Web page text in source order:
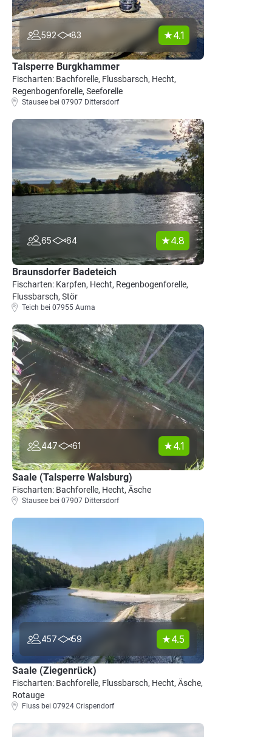
592 83 4.1
Talsperre Burgkhammer
Fischarten: Bachforelle, Flussbarsch, Hecht,
Regenbogenforelle, Seeforelle
Stausee bei 07907 Dittersdorf
65 64 4.8
Braunsdorfer Badeteich
Fischarten: Karpfen, Hecht, Regenbogenforelle,
Flussbarsch, Stör
Teich bei 07955 Auma
447 61 4.1
Saale (Talsperre Walsburg)
Fischarten: Bachforelle, Hecht, Äsche
Stausee bei 07907 Dittersdorf
457 59 4.5
Saale (Ziegenrück)
Fischarten: Bachforelle, Flussbarsch, Hecht, Äsche,
Rotauge
Fluss bei 07924 Crispendorf